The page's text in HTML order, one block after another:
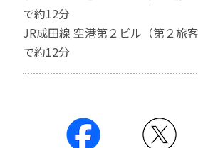
で約12分
JR成田線 空港第２ビル（第２旅
で約12分